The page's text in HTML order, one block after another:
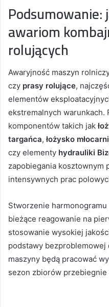
Podsumowanie:
awariom
rolujących
Awaryjność maszyn
czy prasy rolujące,
elementów
ekstremalnych warunkach.
komponentów takich jak
targańca, łożysko młocarni
czy elementy hydrauliki
zapobiegania kosztownym
intensywnych prac
Stworzenie
bieżące reagowanie na
stosowanie wysokiej
podstawy bezproblemowej
maszyny będą pracować
sezon zbiorów